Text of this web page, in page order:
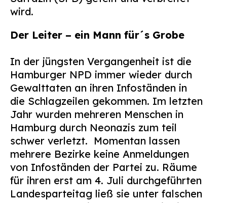
wird.
Der Leiter – ein Mann für´s Grobe
In der jüngsten Vergangenheit ist die
Hamburger NPD immer wieder durch
Gewalttaten an ihren Infoständen in
die Schlagzeilen gekommen. Im letzten
Jahr wurden mehreren Menschen in
Hamburg durch Neonazis zum teil
schwer verletzt. Momentan lassen
mehrere Bezirke keine Anmeldungen
von Infoständen der Partei zu. Räume
für ihren erst am 4. Juli durchgeführten
Landesparteitag ließ sie unter falschen